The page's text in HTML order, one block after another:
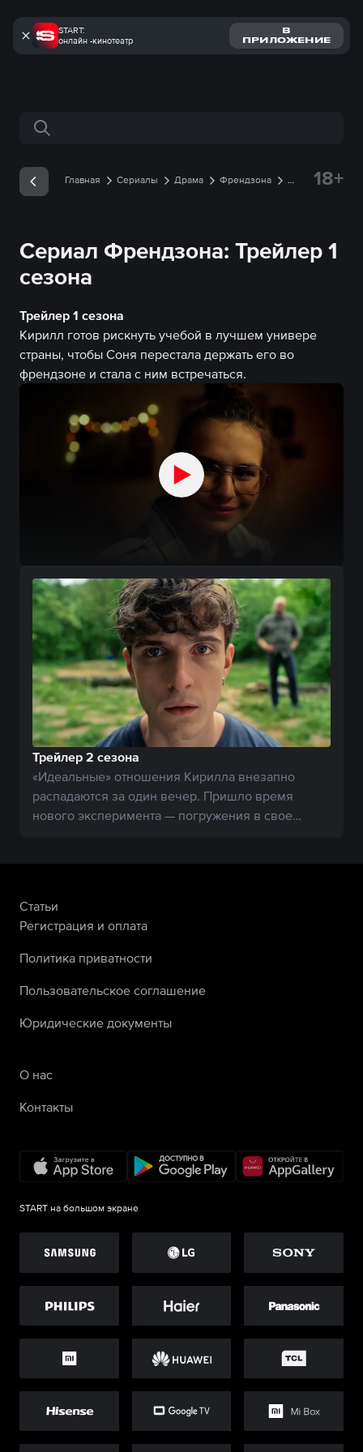
START:
онлайн -кинотеатр
В
ПРИЛОЖЕНИЕ
Поиск по сайту
Главная Сериалы Драма
Френдзона
18+
Сериал Френдзона: Трейлер 1
сезона
Трейлер 1 сезона
Кирилл готов рискнуть учебой в лучшем универе
страны, чтобы Соня перестала держать его во
френдзоне и стала с ним встречаться.
Трейлер 2 сезона
«Идеальные» отношения Кирилла внезапно
распадаются за один вечер. Пришло время
нового эксперимента — погружения в свое
Статьи
Регистрация и оплата
Политика приватности
Пользовательское соглашение
Юридические документы
О нас
Контакты
START на большом экране